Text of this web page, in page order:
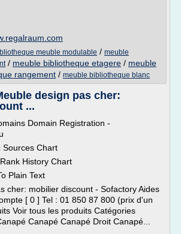
meuble modulable / meuble
/ meuble bibliotheque etagere / meuble
rangement / meuble bibliotheque blanc
design pas cher:
...
Domain Registration -
Sources Chart
History Chart
Plain Text
cher: mobilier discount - Sofactory Aides
[ 0 ] Tel : 01 850 87 800 (prix d'un
Voir tous les produits Catégories
Canapé Canapé Droit Canapé...